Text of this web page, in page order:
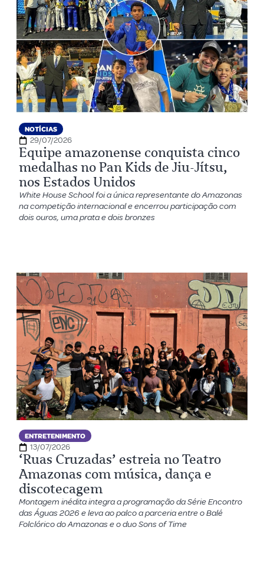
NOTÍCIAS
29/07/2026
Equipe amazonense conquista cinco
medalhas no Pan Kids de Jiu-Jítsu,
nos Estados Unidos
White House School foi a única representante do Amazonas
na competição internacional e encerrou participação com
dois ouros, uma prata e dois bronzes
ENTRETENIMENTO
13/07/2026
‘Ruas Cruzadas’ estreia no Teatro
Amazonas com música, dança e
discotecagem
Montagem inédita integra a programação da Série Encontro
das Águas 2026 e leva ao palco a parceria entre o Balé
Folclórico do Amazonas e o duo Sons of Time